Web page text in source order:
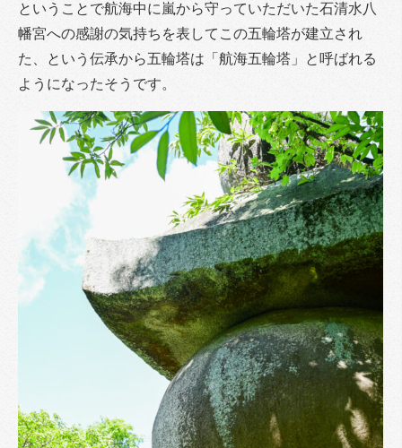
ということで航海中に嵐から守っていただいた石清水八
幡宮への感謝の気持ちを表してこの五輪塔が建立され
た、という伝承から五輪塔は「航海五輪塔」と呼ばれる
ようになったそうです。